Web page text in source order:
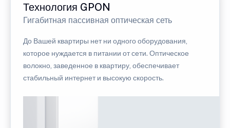
Технология GPON
Гигабитная пассивная оптическая сеть
До Вашей квартиры нет ни одного оборудования,
которое нуждается в питании от сети. Оптическое
волокно, заведенное в квартиру, обеспечивает
стабильный интернет и высокую скорость.